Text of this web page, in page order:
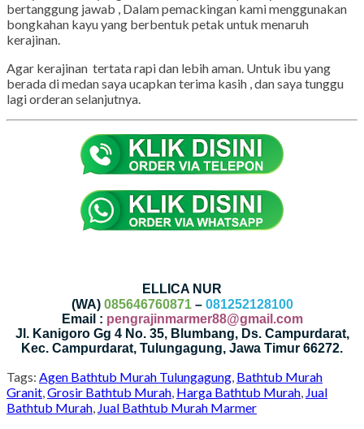
bertanggung jawab , Dalam pemackingan kami menggunakan
bongkahan kayu yang berbentuk petak untuk menaruh
kerajinan.
Agar kerajinan tertata rapi dan lebih aman. Untuk ibu yang
berada di medan saya ucapkan terima kasih , dan saya tunggu
lagi orderan selanjutnya.
ELLICA NUR
(WA) 085646760871– 081252128100
Email : pengrajinmarmer88@gmail.com
Jl. Kanigoro Gg 4 No. 35, Blumbang, Ds. Campurdarat,
Kec. Campurdarat, Tulungagung, Jawa Timur 66272.
Tags: Agen Bathtub Murah Tulungagung, Bathtub Murah
Granit,Grosir Bathtub Murah, Harga Bathtub Murah, Jual
Bathtub Murah, Jual Bathtub Murah Marmer